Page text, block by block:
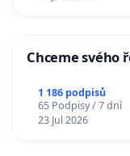
Chceme svého
1 186 podpisů
65 Podpisy / 7 dní
23 Jul 2026